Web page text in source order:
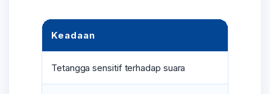
Keadaan
Tetangga sensitif terhadap suara